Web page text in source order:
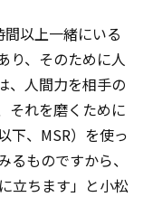
以上一緒にいる
り、そのために人
、人間力を相手の
それを磨くために
下、MSR）を使っ
ものですから、
立ちます」と小松